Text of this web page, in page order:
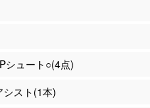
シュート○(4点)
スト(1本)